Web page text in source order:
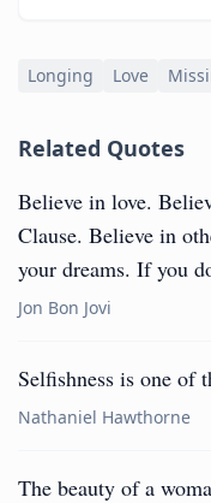
Longing Love
Related Quotes
Believe in love.
Clause. Believe in
your dreams. If you
Jon Bon Jovi
Selfishness is one of
Nathaniel Hawthorne
The beauty of a